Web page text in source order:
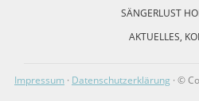
SÄNGERLUST
AKTUELLES,
Impressum · Datenschutzerklärung · ©